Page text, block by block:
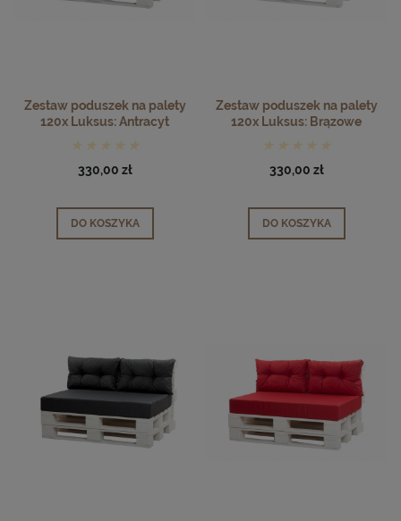
Zestaw poduszek na palety
120x Luksus: Antracyt
330,00 zł
DO KOSZYKA
Zestaw poduszek na palety
120x Luksus: Brązowe
330,00 zł
DO KOSZYKA